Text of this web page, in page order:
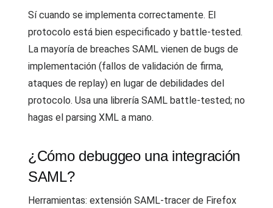
Sí cuando se implementa correctamente. El
protocolo está bien especificado y battle-tested.
La mayoría de breaches SAML vienen de bugs de
implementación (fallos de validación de firma,
ataques de replay) en lugar de debilidades del
protocolo. Usa una librería SAML battle-tested; no
hagas el parsing XML a mano.
¿Cómo debuggeo una integración
SAML?
Herramientas: extensión SAML-tracer de Firefox